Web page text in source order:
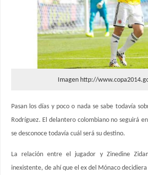
Imagen http://
Pasan los días y poco o nada se sabe todavía
Rodríguez. El delantero colombiano no seguirá
se desconoce todavía cuál será su destino.
La relación entre el jugador y Zinedine
inexistente, de ahí que el ex del Mónaco